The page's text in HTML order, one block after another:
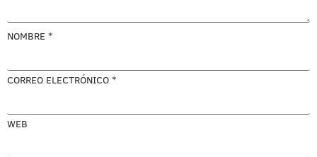
NOMBRE *
CORREO ELECTRÓNICO *
WEB